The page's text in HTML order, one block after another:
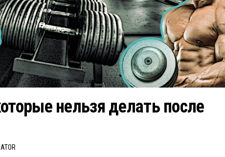
нельзя делать после